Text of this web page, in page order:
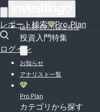
レポート検索 Pro Plan
ログイン
はじめての方はこちら
投資入門特集
お知らせ
アナリスト一覧
Pro Plan
カテゴリから探す